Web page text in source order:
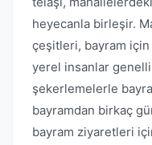
heyecanla birleşir.
çeşitleri, bayram için
yerel insanlar
şekerlemelerle
bayramdan birkaç
bayram ziyaretleri